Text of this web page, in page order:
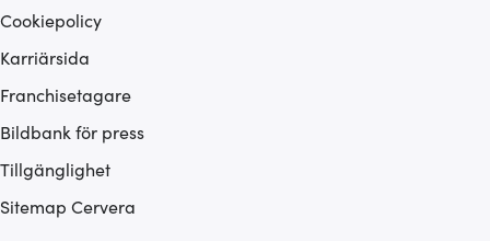
Cookiepolicy
Karriärsida
Franchisetagare
Bildbank för press
Tillgänglighet
Sitemap Cervera